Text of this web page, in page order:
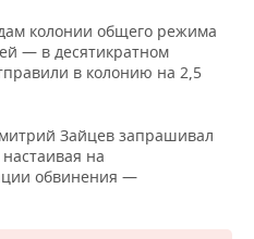
колонии общего режима
— в десятикратном
в колонию на 2,5
Зайцев запрашивал
на
обвинения —